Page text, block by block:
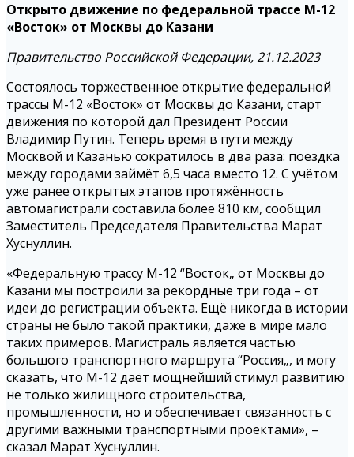
Открыто движение по федеральной трассе М-12
«Восток» от Москвы до Казани
Правительство Российской Федерации, 21.12.2023
Состоялось торжественное открытие федеральной
трассы М-12 «Восток» от Москвы до Казани, старт
движения по которой дал Президент России
Владимир Путин. Теперь время в пути между
Москвой и Казанью сократилось в два раза: поездка
между городами займёт 6,5 часа вместо 12. С учётом
уже ранее открытых этапов протяжённость
автомагистрали составила более 810 км, сообщил
Заместитель Председателя Правительства Марат
Хуснуллин.
«Федеральную трассу М-12 “Восток„ от Москвы до
Казани мы построили за рекордные три года – от
идеи до регистрации объекта. Ещё никогда в истории
страны не было такой практики, даже в мире мало
таких примеров. Магистраль является частью
большого транспортного маршрута “Россия„, и могу
сказать, что М-12 даёт мощнейший стимул развитию
не только жилищного строительства,
промышленности, но и обеспечивает связанность с
другими важными транспортными проектами», –
сказал Марат Хуснуллин.